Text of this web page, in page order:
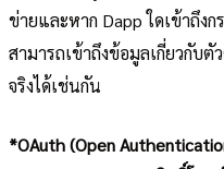
ข่ายและหาก Dapp ใดเข้าถึง
สามารถเข้าถึงข้อมูลเกี่ยวกับ
จริงได้เช่นกัน
*OAuth (Open